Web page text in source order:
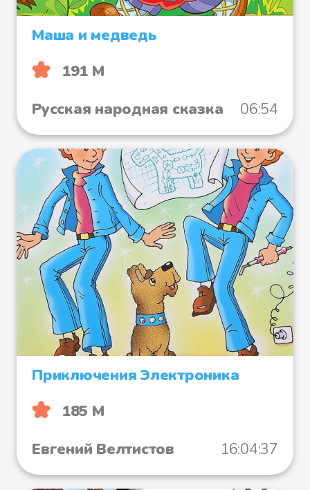
Маша и медведь
191 М
Русская народная сказка
06:54
Приключения Электроника
185 М
Евгений Велтистов
16:04:37